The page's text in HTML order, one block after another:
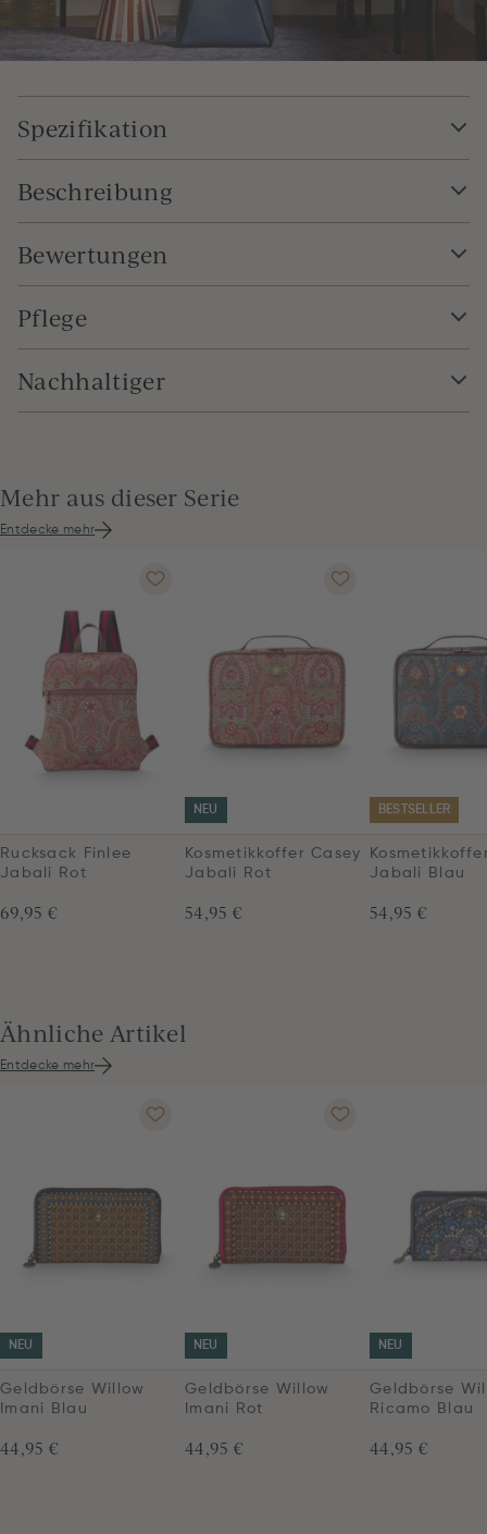
Spezifikation
Beschreibung
Bewertungen
Pflege
Nachhaltiger
Mehr aus dieser Serie
Entdecke mehr
Rucksack Finlee
Jabali Rot
69,95 €
NEU
Kosmetikkoffer Casey
Jabali Rot
54,95 €
BESTSELLER
Jabali Blau
54,95 €
Ähnliche Artikel
Entdecke mehr
NEU
Geldbörse Willow
Imani Blau
44,95 €
NEU
Geldbörse Willow
Imani Rot
44,95 €
NEU
Geldbörse
Ricamo Blau
44,95 €